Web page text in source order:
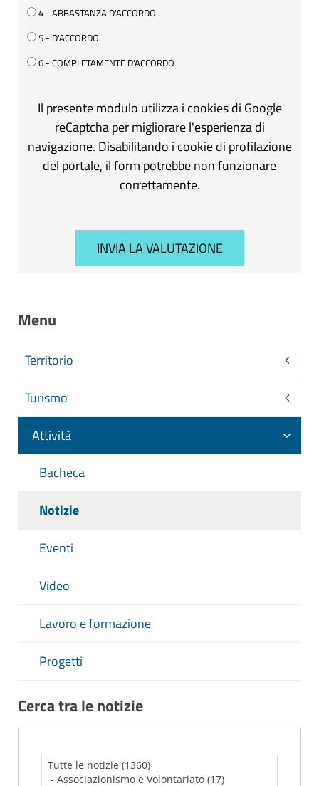
4 - ABBASTANZA D'ACCORDO
5 - D'ACCORDO
6 - COMPLETAMENTE D'ACCORDO
Il presente modulo utilizza i cookies di Google
reCaptcha per migliorare l'esperienza di
navigazione. Disabilitando i cookie di profilazione
del portale, il form potrebbe non funzionare
correttamente.
Menu
Territorio
Turismo
Attività
Bacheca
Notizie
Eventi
Video
Lavoro e formazione
Progetti
Cerca tra le notizie